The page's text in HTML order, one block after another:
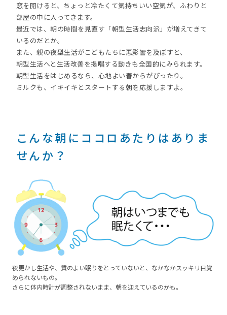
窓を開けると、ちょっと冷たくて気持ちいい空気が、ふわりと
部屋の中に入ってきます。
最近では、朝の時間を見直す「朝型生活志向派」が増えてきて
いるのだとか。
また、親の夜型生活がこどもたちに悪影響を及ぼすと、
朝型生活へと生活改善を提唱する動きも全国的にみられます。
朝型生活をはじめるなら、心地よい春からがぴったり。
ミルクも、イキイキとスタートする朝を応援しますよ。
こんな朝にココロあたりはありま
せんか？
夜更かし生活や、質のよい眠りをとっていないと、なかなかスッキリ目覚
められないもの。
さらに体内時計が調整されないまま、朝を迎えているのかも。